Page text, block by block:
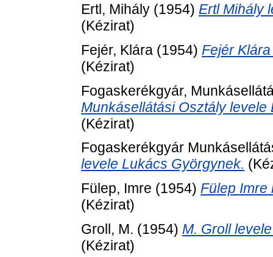
Ertl, Mihály (1954) Ertl Mihály
(Kézirat)
Fejér, Klára (1954) Fejér
(Kézirat)
Fogaskerékgyár,
Munkásellátási Osztály
(Kézirat)
Fogaskerékgyár
levele Lukács Györgynek.
Fülep, Imre (1954) Fülep Imre
(Kézirat)
Groll, M. (1954) M. Groll
(Kézirat)